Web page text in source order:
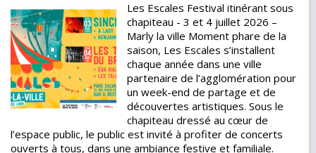
Les Escales Festival itinérant sous
chapiteau - 3 et 4 juillet 2026 –
Marly la ville Moment phare de la
saison, Les Escales s’installent
chaque année dans une ville
partenaire de l’agglomération pour
un week-end de partage et de
découvertes artistiques. Sous le
chapiteau dressé au cœur de
l’espace public, le public est invité à profiter de concerts
ouverts à tous, dans une ambiance festive et familiale.